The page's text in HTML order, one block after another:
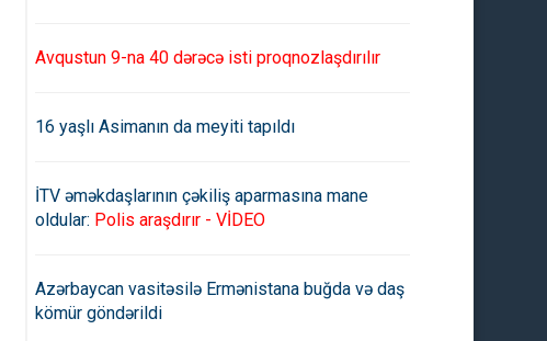
Avqustun 9-na 40 dərəcə isti proqnozlaşdırılır
16 yaşlı Asimanın da meyiti tapıldı
İTV əməkdaşlarının çəkiliş aparmasına mane
oldular: Polis araşdırır - VİDEO
Azərbaycan vasitəsilə Ermənistana buğda və daş
kömür göndərildi